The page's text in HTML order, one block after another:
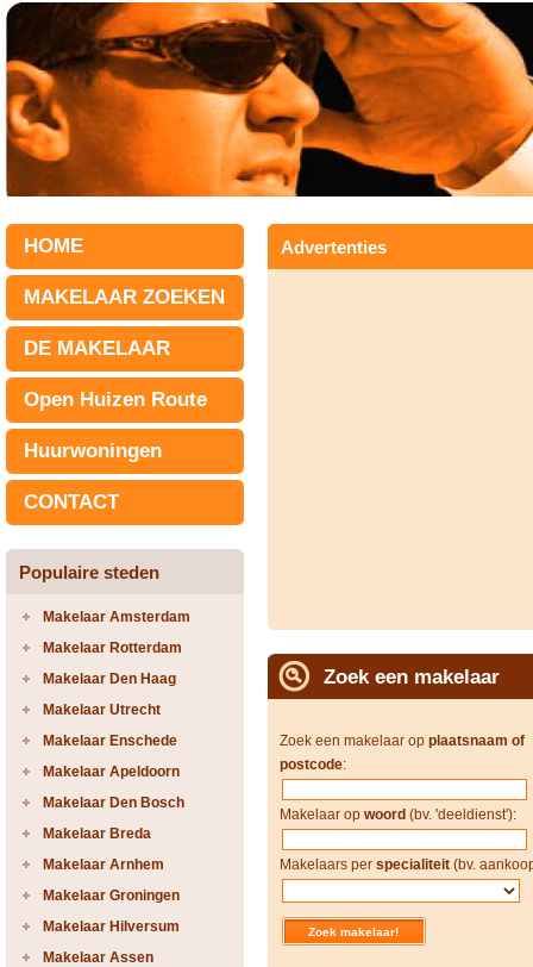
HOME
MAKELAAR ZOEKEN
DE MAKELAAR
Open Huizen Route
Huurwoningen
CONTACT
Populaire steden
Makelaar Amsterdam
Makelaar Rotterdam
Makelaar Den Haag
Makelaar Utrecht
Makelaar Enschede
Makelaar Apeldoorn
Makelaar Den Bosch
Makelaar Breda
Makelaar Arnhem
Makelaar Groningen
Makelaar Hilversum
Makelaar Assen
Advertenties
Zoek een makelaar
Zoek een makelaar op plaatsnaam of
postcode:
Makelaar op woord (bv. 'deeldienst'):
Makelaars per specialiteit (bv.